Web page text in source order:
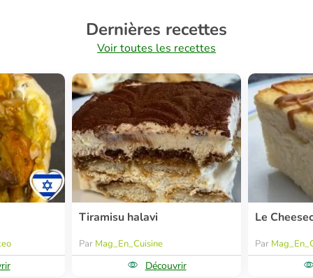
Dernières recettes
Voir toutes les recettes
Tiramisu halavi
Par Mag_En_Cuisine
Découvrir
Le
Par